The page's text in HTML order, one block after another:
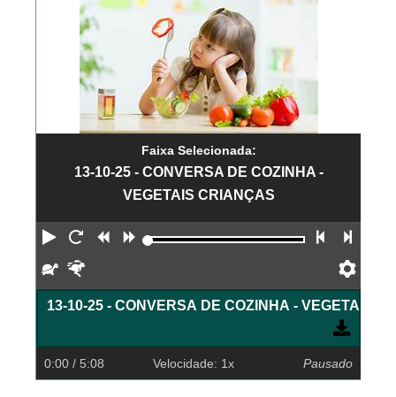
Faixa Selecionada:
13-10-25 - CONVERSA DE COZINHA -
VEGETAIS CRIANÇAS
Reproduzir
Reiniciar
Retroceder
Avançar Faixa
Devagar
13-10-25 - CONVERSA DE COZINHA - VEGETAIS
0:00 / 5:08 Velocidade: 1x Pausado